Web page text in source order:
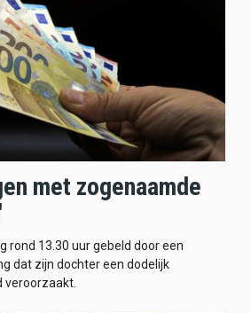
met zogenaamde
rond 13.30 uur gebeld door een
dat zijn dochter een dodelijk
veroorzaakt.